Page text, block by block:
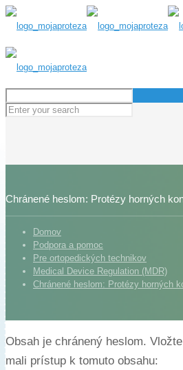
Chránené heslom: Protézy horných
Domov
Podpora a pomoc
Pre ortopedických technikov
Medical Device Regulation (MDR)
Chránené heslom: Protézy horných
Obsah je chránený heslom.
mali prístup k tomuto obsahu: